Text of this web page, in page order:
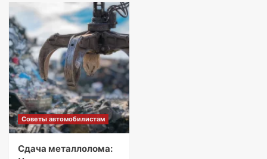
Советы автомобилистам
Сдача металлолома: